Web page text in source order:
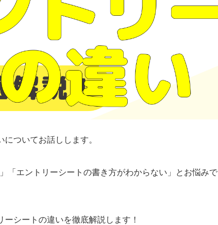
ついてお話しします。
「エントリーシートの書き方がわからない」とお悩みで
シートの違いを徹底解説します！